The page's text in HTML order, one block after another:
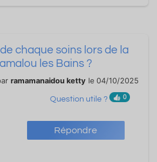
Répondre
chaque soins lors de la
les Bains ?
ramamanaidou ketty le 04/10/2025
Question utile ? 0